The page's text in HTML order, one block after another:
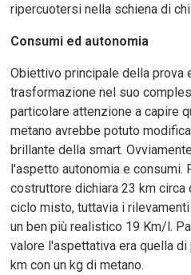
ripercuotersi nella schiena di
Consumi ed autonomia
Obiettivo principale della prova
trasformazione nel suo
particolare attenzione a capire
metano avrebbe potuto
brillante della smart.
l'aspetto autonomia e consumi.
costruttore dichiara 23 km circa
ciclo misto, tuttavia i
un ben più realistico 19 Km/l.
valore l'aspettativa era quella
km con un kg di metano.